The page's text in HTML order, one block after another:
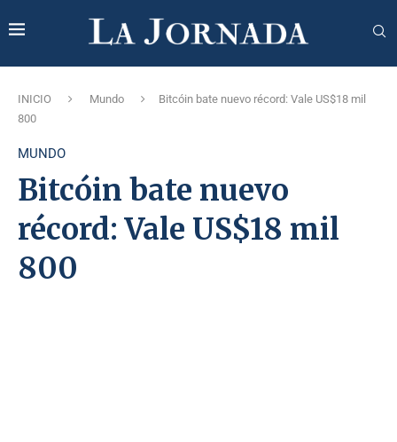
INICIO Mundo
Bitcóin bate nuevo récord: Vale US$18 mil
800
MUNDO
Bitcóin bate nuevo
récord: Vale US$18 mil
800